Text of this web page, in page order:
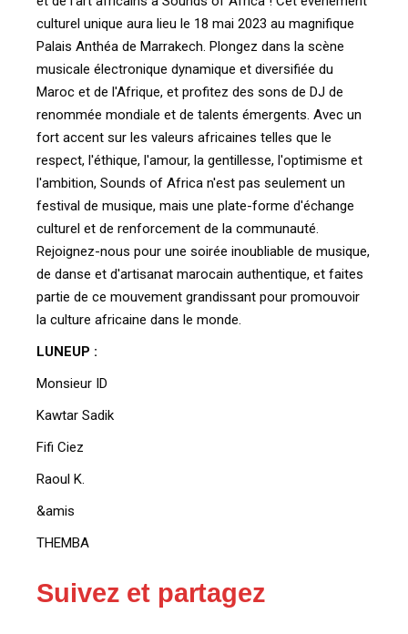
culturel unique aura lieu le 18 mai 2023 au magnifique
Palais Anthéa de Marrakech. Plongez dans la scène
musicale électronique dynamique et diversifiée du
Maroc et de l'Afrique, et profitez des sons de DJ de
renommée mondiale et de talents émergents. Avec un
fort accent sur les valeurs africaines telles que le
respect, l'éthique, l'amour, la gentillesse, l'optimisme et
l'ambition, Sounds of Africa n'est pas seulement un
festival de musique, mais une plate-forme d'échange
culturel et de renforcement de la communauté.
Rejoignez-nous pour une soirée inoubliable de musique,
de danse et d'artisanat marocain authentique, et faites
partie de ce mouvement grandissant pour promouvoir
la culture africaine dans le monde.
LUNEUP :
Monsieur ID
Kawtar Sadik
Fifi Ciez
Raoul K.
&amis
THEMBA
Suivez et partagez